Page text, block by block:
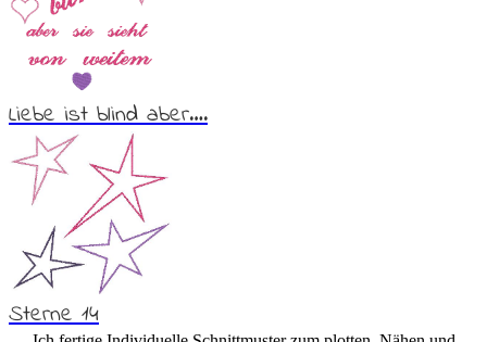
Liebe ist blind aber….
Sterne 14